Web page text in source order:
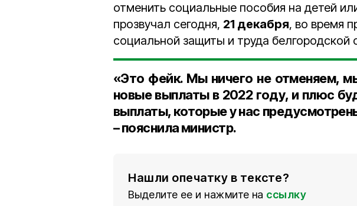
отменить социальные пособия на детей
прозвучал сегодня, 21 декабря, во время
социальной защиты и труда белгородской
«Это фейк. Мы ничего не отменяем,
новые выплаты в 2022 году, и плюс
выплаты, которые у нас
– пояснила министр.
Нашли опечатку в тексте?
Выделите ее и нажмите на ссылку